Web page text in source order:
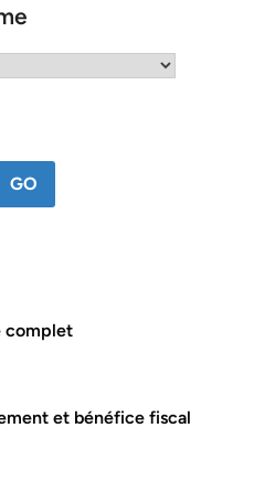
GO
complet
et bénéfice fiscal